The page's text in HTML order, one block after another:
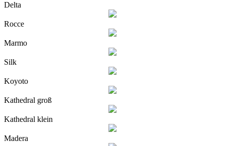
Delta
Rocce
Marmo
Silk
Koyoto
Kathedral groß
Kathedral klein
Madera